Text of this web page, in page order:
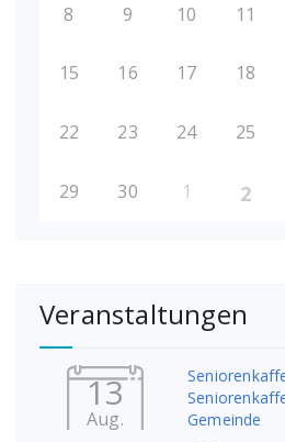
8 9 10 11
15 16 17 18
22 23 24 25
29 30 1 2
Veranstaltungen
13
Aug.
Gemeinde